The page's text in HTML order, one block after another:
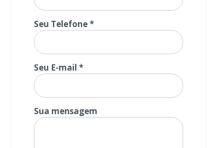
Seu Telefone *
Seu E-mail *
Sua mensagem